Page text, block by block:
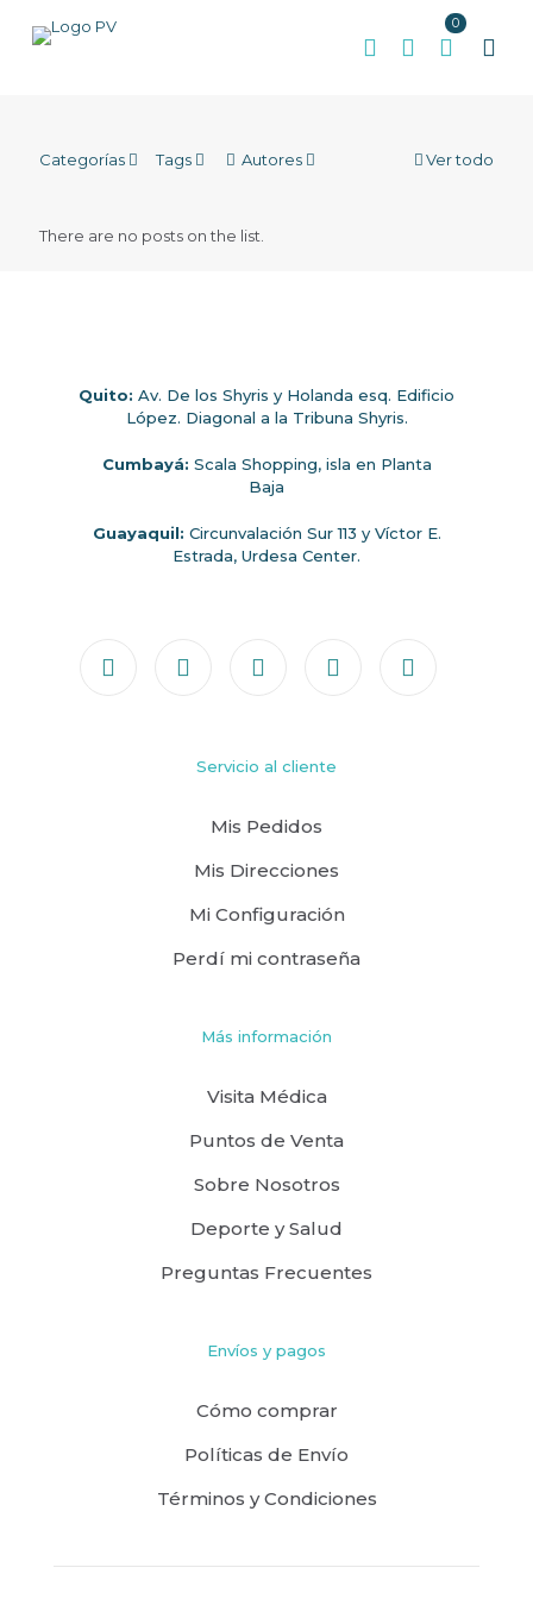
0
Categorías Tags Autores Ver todo
There are no posts on the list.
Quito: Av. De los Shyris y Holanda esq. Edificio
López. Diagonal a la Tribuna Shyris.
Cumbayá: Scala Shopping, isla en Planta
Baja
Guayaquil: Circunvalación Sur 113 y Víctor E.
Estrada, Urdesa Center.
Servicio al cliente
Mis Pedidos
Mis Direcciones
Mi Configuración
Perdí mi contraseña
Más información
Visita Médica
Puntos de Venta
Sobre Nosotros
Deporte y Salud
Preguntas Frecuentes
Envíos y pagos
Cómo comprar
Políticas de Envío
Términos y Condiciones